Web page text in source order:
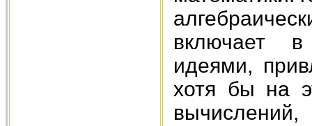
включает
идеями,
хотя бы на